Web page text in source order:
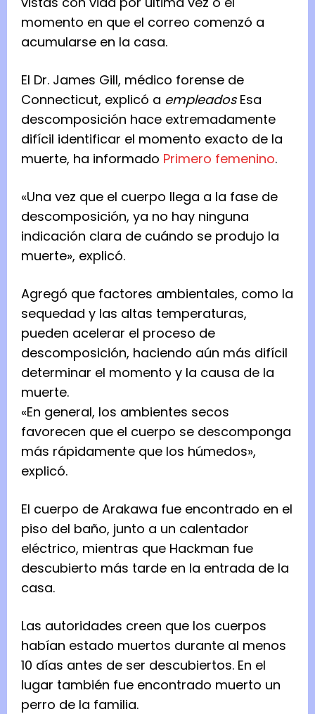
momento en que el correo comenzó a
acumularse en la casa.
El Dr. James Gill, médico forense de
Connecticut, explicó a empleadosEsa
descomposición hace extremadamente
difícil identificar el momento exacto de la
muerte, ha informado Primero femenino.
«Una vez que el cuerpo llega a la fase de
descomposición, ya no hay ninguna
indicación clara de cuándo se produjo la
muerte», explicó.
Agregó que factores ambientales, como la
sequedad y las altas temperaturas,
pueden acelerar el proceso de
descomposición, haciendo aún más difícil
determinar el momento y la causa de la
muerte.
«En general, los ambientes secos
favorecen que el cuerpo se descomponga
más rápidamente que los húmedos»,
explicó.
El cuerpo de Arakawa fue encontrado en el
piso del baño, junto a un calentador
eléctrico, mientras que Hackman fue
descubierto más tarde en la entrada de la
casa.
Las autoridades creen que los cuerpos
habían estado muertos durante al menos
10 días antes de ser descubiertos. En el
lugar también fue encontrado muerto un
perro de la familia.